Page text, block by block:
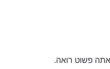
פשוט רואה.